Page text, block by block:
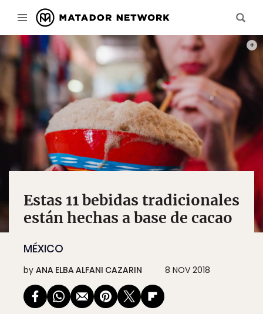
Estas 11 bebidas tradicionales
están hechas a base de cacao
MÉXICO
by ANA ELBA ALFANI CAZARIN 8 NOV 2018